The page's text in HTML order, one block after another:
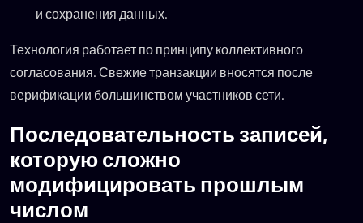
и сохранения данных.
Технология работает по принципу коллективного
согласования. Свежие транзакции вносятся после
верификации большинством участников сети.
Последовательность записей,
которую сложно
модифицировать прошлым
числом